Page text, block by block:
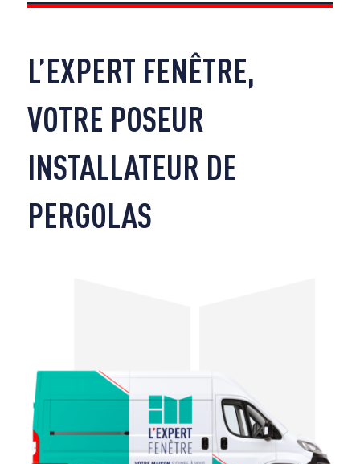
L’EXPERT FENÊTRE,
VOTRE POSEUR
INSTALLATEUR DE
PERGOLAS